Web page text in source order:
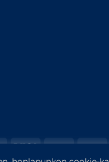
MasterCard
Visa
Cash